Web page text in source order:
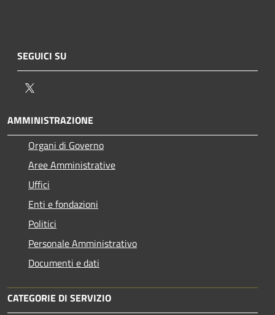
SEGUICI SU
AMMINISTRAZIONE
Organi di Governo
Aree Amministrative
Uffici
Enti e fondazioni
Politici
Personale Amministrativo
Documenti e dati
CATEGORIE DI SERVIZIO